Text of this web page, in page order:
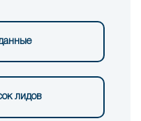
лидов